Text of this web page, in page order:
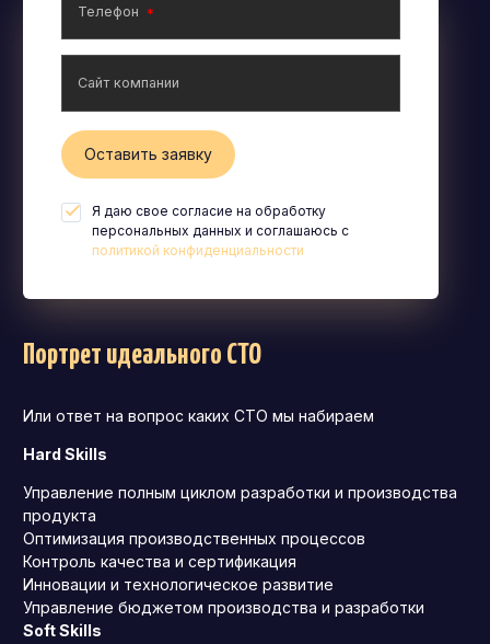
Телефон
Сайт компании
Оставить заявку
Я даю свое согласие на обработку
персональных данных и соглашаюсь с
политикой конфиденциальности
Портрет идеального CTO
Или ответ на вопрос каких CTO мы набираем
Hard Skills
Управление полным циклом разработки и производства
продукта
Оптимизация производственных процессов
Контроль качества и сертификация
Инновации и технологическое развитие
Управление бюджетом производства и разработки
Soft Skills